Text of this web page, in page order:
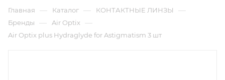
Главная — Каталог — КОНТАКТНЫЕ ЛИНЗЫ —
Бренды — Air Optix —
Air Optix plus Hydraglyde for Astigmatism 3 шт